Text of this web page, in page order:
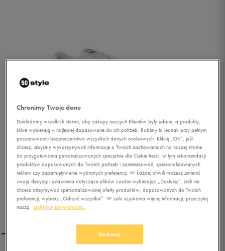
Chronimy Twoje dane
Dokładamy wszelkich starań, aby zakupy naszych Klientów były udane, a produkty,
które wybierają – najlepiej dopasowane do ich potrzeb. Robimy to jednak przy pełnym
poszanowaniu bezpieczeństwa wszystkich danych osobowych. Kliknij „OK”, jeśli
chcesz, abyśmy wykorzystywali informacje o Twoich zachowaniach na naszej stronie
do przygotowania personalizowanych specjalnie dla Ciebie treści, w tym rekomendacji
produktów dopasowanych do Twoich potrzeb i zainteresowań, spersonalizowanych
reklam czy zapamiętywanie wybranych preferencji. W każdej chwili możesz zmienić
swoją decyzję i ustawienia dotyczące plików cookie wybierając „Dostosuj”. Jeśli nie
chcesz otrzymywać spersonalizowanej oferty produktów, dopasowanych do Twoich
preferencji, wybierz „Odrzuć wszystkie”. W celu uzyskania więcej informacji, przeczytaj
naszą
politykę prywatności.
Dostosuj